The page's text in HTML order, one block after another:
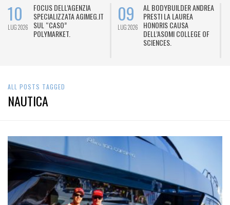
10
LUG 2026
FOCUS DELL’AGENZIA
SPECIALIZZATA AGIMEG.IT
SUL “CASO”
POLYMARKET.
09
LUG 2026
AL BODYBUILDER ANDREA
PRESTI LA LAUREA
HONORIS CAUSA
DELL’ASOMI COLLEGE OF
SCIENCES.
ALL POSTS TAGGED
NAUTICA